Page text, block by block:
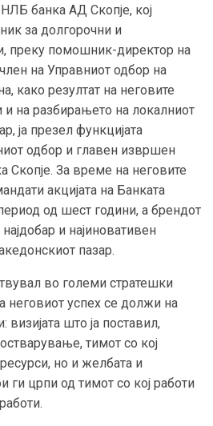
банка АД Скопје, кој
за долгорочни и
преку помошник-директор на
на Управниот одбор на
како резултат на неговите
и на разбирањето на локалниот
ја презел функцијата
одбор и главен извршен
Скопје. За време на неговите
акцијата на Банката
од шест години, а брендот
и најиновативен
пазар.
во големи стратешки
неговиот успех се должи на
визијата што ја поставил,
тимот со кој
но и желбата и
ги црпи од тимот со кој работи